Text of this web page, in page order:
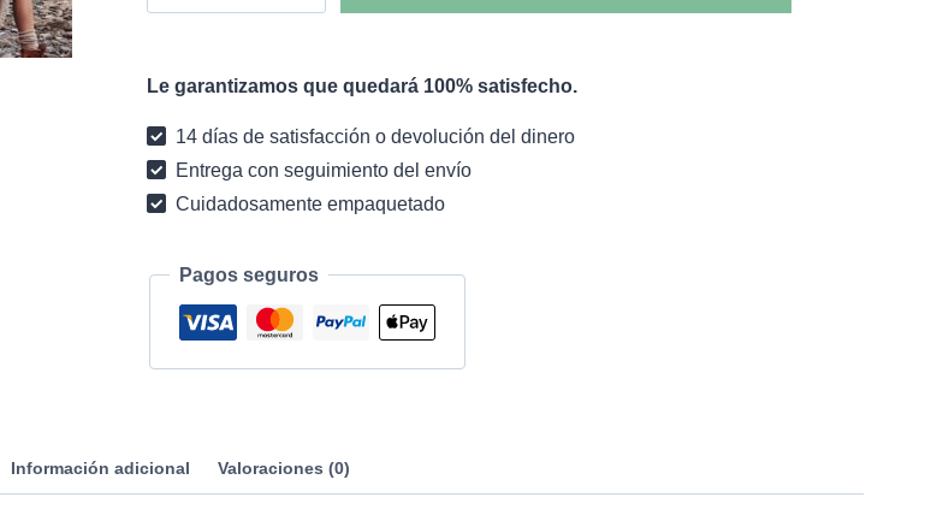
boho
cantidad
Le garantizamos que quedará 100% satisfecho.
14 días de satisfacción o devolución del dinero
Entrega con seguimiento del envío
Cuidadosamente empaquetado
Pagos seguros
Información adicional Valoraciones (0)